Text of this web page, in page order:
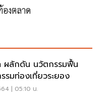
งตลาด
ผลักดัน นวัตกรรมฟื้น
รมท่องเที่ยวระยอง
| 05:10 น.